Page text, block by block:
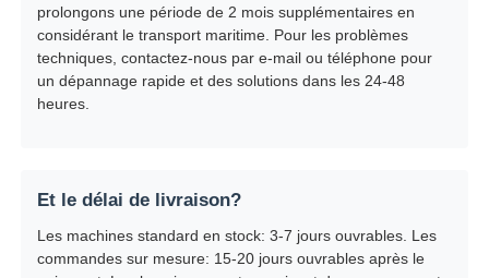
prolongons une période de 2 mois supplémentaires en
considérant le transport maritime. Pour les problèmes
techniques, contactez-nous par e-mail ou téléphone pour
un dépannage rapide et des solutions dans les 24-48
heures.
Et le délai de livraison?
Les machines standard en stock: 3-7 jours ouvrables. Les
commandes sur mesure: 15-20 jours ouvrables après le